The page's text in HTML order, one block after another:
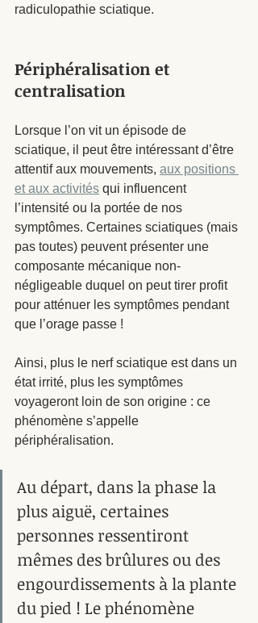
radiculopathie sciatique.
Périphéralisation et
centralisation
Lorsque l’on vit un épisode de
sciatique, il peut être intéressant d’être
attentif aux mouvements, aux positions
et aux activités qui influencent
l’intensité ou la portée de nos
symptômes. Certaines sciatiques (mais
pas toutes) peuvent présenter une
composante mécanique non-
négligeable duquel on peut tirer profit
pour atténuer les symptômes pendant
que l’orage passe !
Ainsi, plus le nerf sciatique est dans un
état irrité, plus les symptômes
voyageront loin de son origine : ce
phénomène s’appelle
périphéralisation.
Au départ, dans la phase la
plus aiguë, certaines
personnes ressentiront
mêmes des brûlures ou des
engourdissements à la plante
du pied ! Le phénomène